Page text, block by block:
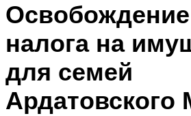
налога на
для семей
Ардатовского